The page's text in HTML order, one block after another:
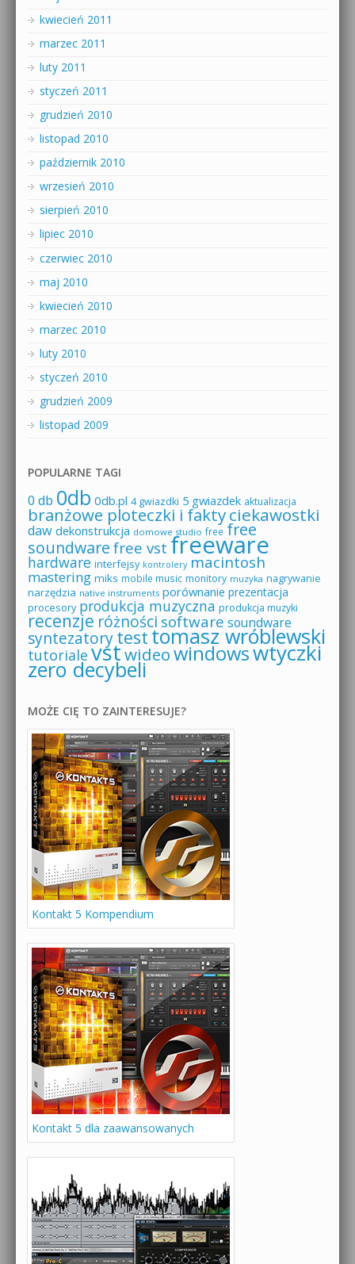
kwiecień 2011
marzec 2011
luty 2011
styczeń 2011
grudzień 2010
listopad 2010
październik 2010
wrzesień 2010
sierpień 2010
lipiec 2010
czerwiec 2010
maj 2010
kwiecień 2010
marzec 2010
luty 2010
styczeń 2010
grudzień 2009
listopad 2009
POPULARNE TAGI
0 db 0db 0db.pl 4 gwiazdki 5 gwiazdek aktualizacja
branżowe ploteczki i faktyciekawostki
daw dekonstrukcja domowe studio free free
soundware free vst freeware
hardware interfejsy kontrolery macintosh
mastering miks mobile music monitory muzyka nagrywanie
narzędzia native instruments porównanie prezentacja
procesory produkcja muzyczna produkcja muzyki
recenzje różności software soundware
syntezatorytesttomasz wróblewski
tutoriale vstwideowindowswtyczki
zero decybeli
MOŻE CIĘ TO ZAINTERESUJE?
Kontakt 5 Kompendium
Kontakt 5 dla zaawansowanych